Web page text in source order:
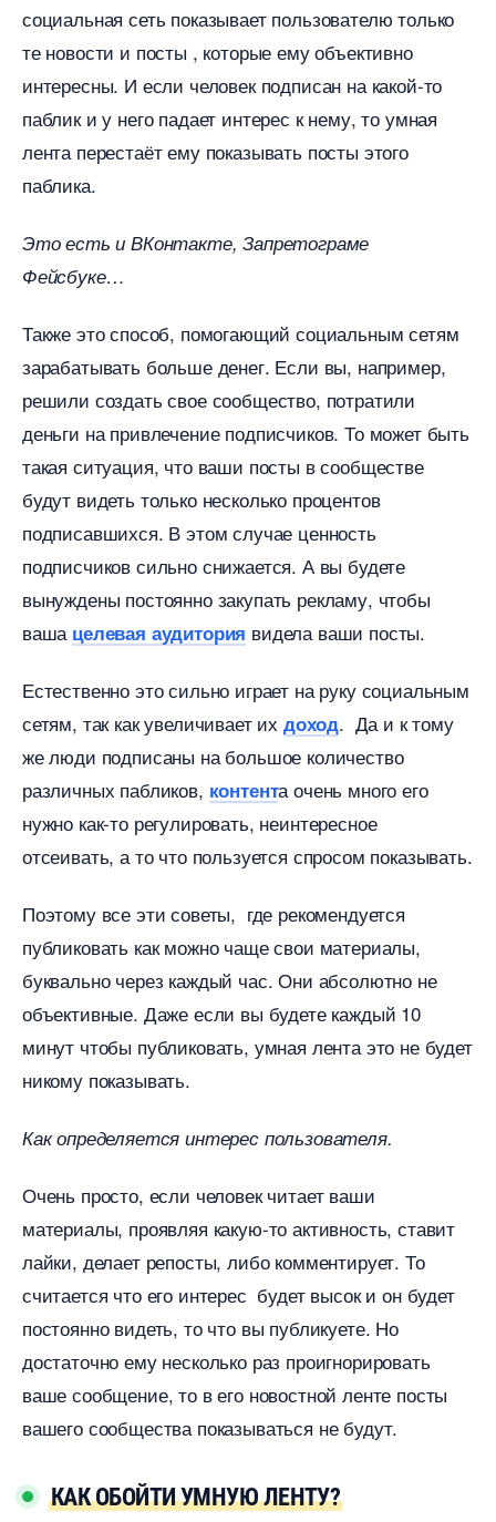
социальная сеть показывает пользователю только
те новости и посты , которые ему объективно
интересны. И если человек подписан на какой-то
паблик и у него падает интерес к нему, то умная
лента перестаёт ему показывать посты этого
паблика.
Это есть и ВКонтакте, Запретограме
Фейсбуке
Также это способ, помогающий социальным сетям
зарабатывать больше денег. Если вы, например,
решили создать свое сообщество, потратили
деньги на привлечение подписчиков. То может быть
такая ситуация, что ваши посты в сообществе
удут видеть только несколько проценто
подписавшихся. В этом случае ценность
подписчиков сильно снижается. А вы будете
ынуждены постоянно закупать рекламу, чтобы
аша целевая аудитория идела ваши посты.
Естественно это сильно играет на руку социальным
сетям, так как увеличивает их доход. Да и к тому
же люди подписаны на большое количество
различных пабликов, контента очень много его
нужно как-то регулировать, неинтересное
отсеивать, а то что пользуется спросом показывать.
Поэтому все эти советы, где рекомендуется
публиковать как можно чаще свои материалы,
уквально через каждый час. Они абсолютно не
объективные. Даже если вы будете каждый 10
минут чтобы публиковать, умная лента это не будет
никому показывать.
Как определяется интерес пользователя.
Очень просто, если человек читает ваши
материалы, проявляя какую-то активность, ставит
лайки, делает репосты, либо комментирует. То
считается что его интерес будет высок и он будет
постоянно видеть, то что вы публикуете. Но
достаточно ему несколько раз проигнорировать
аше сообщение, то в его новостной ленте посты
ашего сообщества показываться не будут.
КАК ОБОЙТИ УМНУЮ ЛЕНТУ?